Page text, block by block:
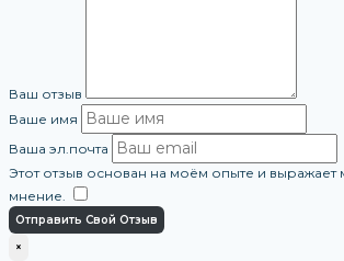
Ваш отзыв
Ваше имя
Ваша эл.почта
Этот отзыв основан на моём опыте и выражает
мнение.
Отправить Свой Отзыв
×